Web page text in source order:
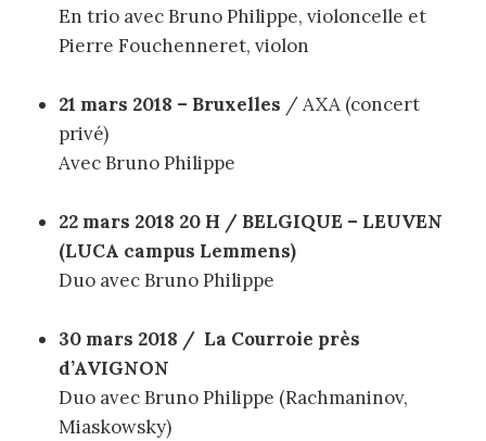
En trio avec Bruno Philippe, violoncelle et
Pierre Fouchenneret, violon
21 mars 2018 – Bruxelles / AXA (concert
privé)
Avec Bruno Philippe
22 mars 2018 20 H / BELGIQUE – LEUVEN
(LUCA campus Lemmens)
Duo avec Bruno Philippe
30 mars 2018 / La Courroie près
d’AVIGNON
Duo avec Bruno Philippe (Rachmaninov,
Miaskowsky)